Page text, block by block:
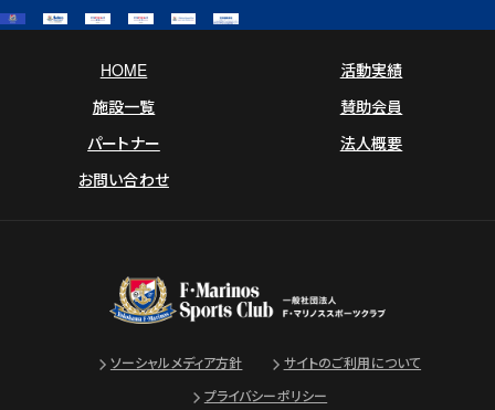
HOME
活動実績
施設一覧
賛助会員
パートナー
法人概要
お問い合わせ
ソーシャルメディア方針
サイトのご利用について
プライバシーポリシー